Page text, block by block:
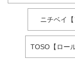
ニチベイ
TOSO【ロー